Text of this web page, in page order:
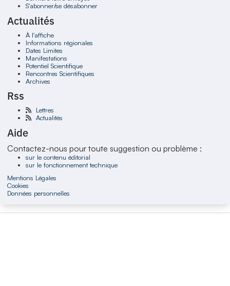
S'abonner/se désabonner
Actualités
À l'affiche
Informations régionales
Dates Limites
Manifestations
Potentiel Scientifique
Rencontres Scientifiques
Archives
Rss
Lettres
Actualités
Aide
Contactez-nous pour toute suggestion ou problème :
sur le contenu éditorial
sur le fonctionnement technique
Mentions Légales
Cookies
Données personnelles